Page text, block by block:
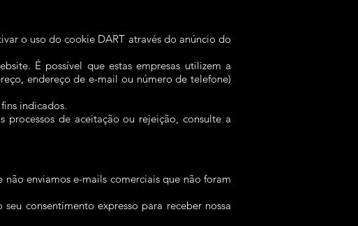
o uso do cookie DART através do anúncio do
É possível que estas empresas utilizem a
endereço de e-mail ou número de telefone)
indicados.
de aceitação ou rejeição, consulte a
não enviamos e-mails comerciais que não foram
consentimento expresso para receber nossa